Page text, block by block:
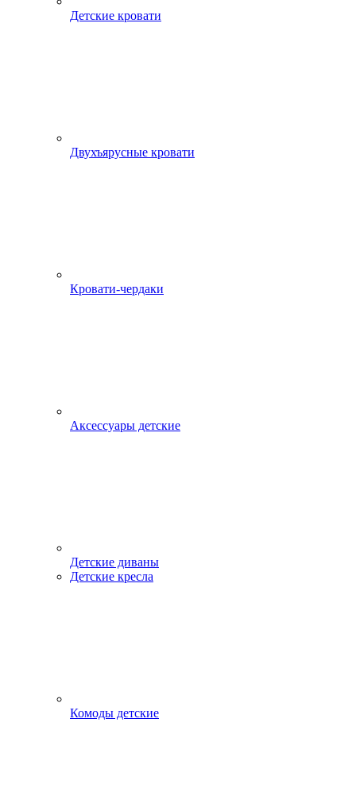
Детские кровати
Двухъярусные кровати
Кровати-чердаки
Аксессуары детские
Детские диваны
Детские кресла
Комоды детские